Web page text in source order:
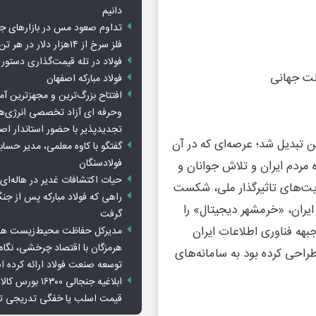
جهانی
تبدیل شد؛ عرصه‌ای که در آن
مردم ایران و تلاش‌ جوانان و
تاثیرگذار ملی، شکست
«خرمشهر دیجیتال» را
فناوری اطلاعات ایران
کرده بود به سامانه‌های
دانیم
تداوم صعود مس در بازارهای
فلز سرخ از ۱۴هزار دلار در هر تن عبور کرد
فولاد در تله قیمت‌گذاری
فولاد مبارکه اصفهان
افتتاح بزرگ‌ترین و مجهزترین
وحرفه ای آزاد تخصصی
تجدیدپذیر با حضور استاندار
گفتگو با کاوه معلمی، مدیر
فولادسنگان
حیات اکتشافات غدیر در هاله‌ای
راهی که فولاد مبارکه پس از
گرفت
مدیرکل حفاظت محیط‌زیست
هرمزگان با اقتصاد چرخشی،
توسعه صنعت فولاد ارائه
ابلاغیه جنجالی
قیمت اسلب یا خفگی تدریجی